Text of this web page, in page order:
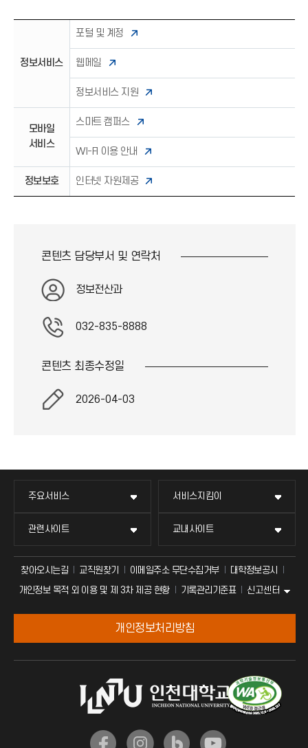
정보서비스
포털 및 계정
웹메일
정보서비스 지원
모바일
서비스
스마트 캠퍼스
WI-FI 이용 안내
정보보호 인터넷 자원제공
콘텐츠 담당부서 및 연락처
정보전산과
032-835-8888
콘텐츠 최종수정일
2026-04-03
주요서비스 서비스지킴이
관련사이트 교내사이트
찾아오시는길 교직원찾기 이메일주소 무단수집거부
대학정보공시
개인정보 목적 외 이용 및 제 3차 제공 현황
기록관리기준표 신고센터
개인정보처리방침